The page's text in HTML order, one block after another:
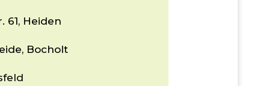
61, Heiden
Bocholt